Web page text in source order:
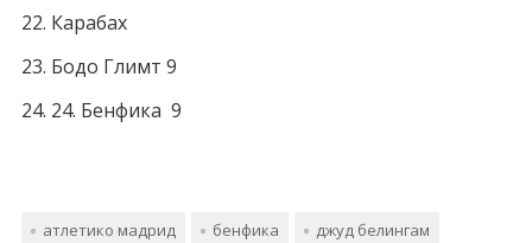
Карабах
Бодо Глимт 9
24. Бенфика 9
атлетико мадрид бенфика
джуд белингам